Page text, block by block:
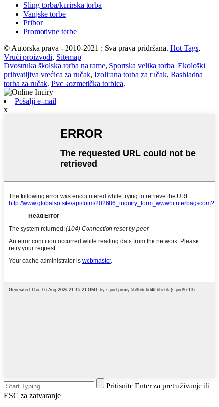
Sling torba/kurirska torba
Vanjske torbe
Pribor
Promotivne torbe
© Autorska prava - 2010-2021 : Sva prava pridržana. Hot Tags,
Vrući proizvodi, Sitemap
Dvostruka školska torba na rame, Sportska velika torba, Ekološki
prihvatljiva vrećica za ručak, Izolirana torba za ručak, Rashladna
torba za ručak, Pvc kozmetička torbica,
Pošalji e-mail
x
Pritisnite Enter za pretraživanje ili
ESC za zatvaranje